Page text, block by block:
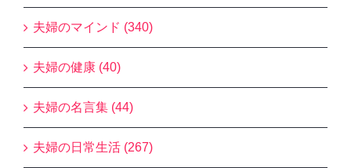
夫婦のマインド (340)
夫婦の健康 (40)
夫婦の名言集 (44)
夫婦の日常生活 (267)